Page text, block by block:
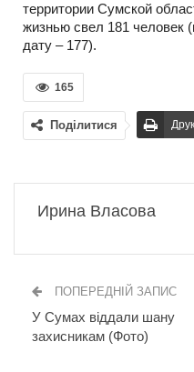
территории Сумской
жизнью свел 181 человек
дату – 177).
165
Поділитися
Ирина Власова
ПОПЕРЕДНІЙ ЗАПИС
У Сумах віддали шану
захисникам (Фото)